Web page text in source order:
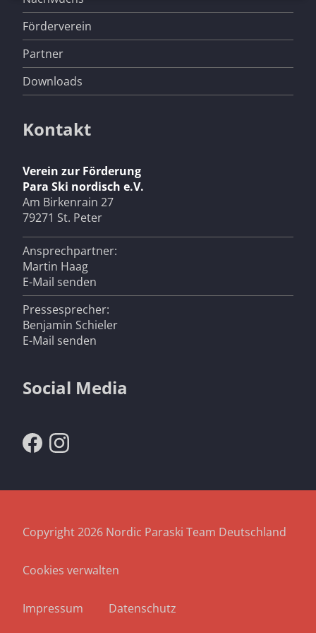
Förderverein
Partner
Downloads
Kontakt
Verein zur Förderung
Para Ski nordisch e.V.
Am Birkenrain 27
79271 St. Peter
Ansprechpartner:
Martin Haag
E-Mail senden
Pressesprecher:
Benjamin Schieler
E-Mail senden
Social Media
Copyright 2026 Nordic Paraski Team Deutschland
Cookies verwalten
überspringen
Impressum Datenschutz